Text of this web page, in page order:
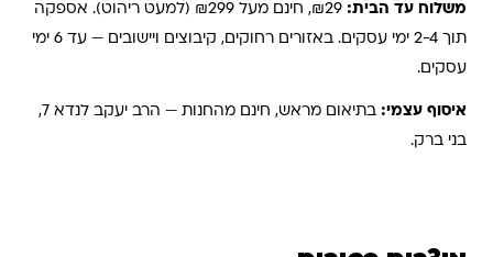
משלוח עד הבית: ₪29, חינם מעל ₪299 (למעט ריהוט). אספקה
תוך 2-4 ימי עסקים. באזורים רחוקים, קיבוצים ויישובים — עד 6 ימי
עסקים.
איסוף עצמי: בתיאום מראש, חינם מהחנות — הרב יעקב לנדא 7,
בני ברק.